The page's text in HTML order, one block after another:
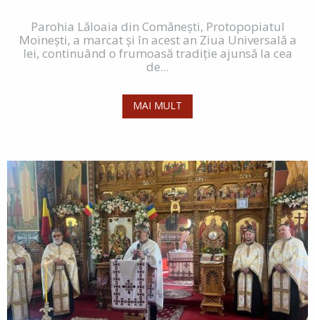
Parohia Lăloaia din Comănești, Protopopiatul
Moinești, a marcat și în acest an Ziua Universală a
Iei, continuând o frumoasă tradiție ajunsă la cea
de...
MAI MULT